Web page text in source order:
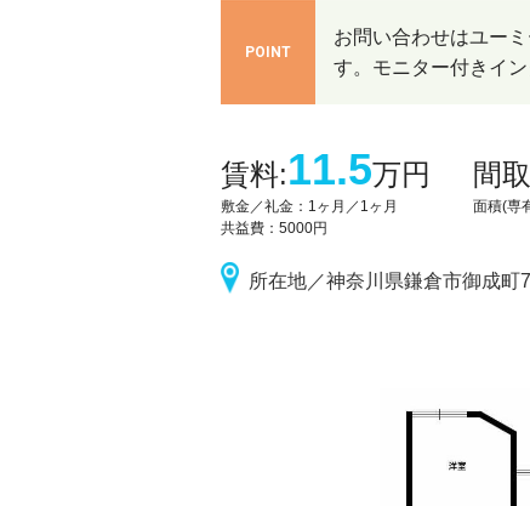
POINT
お問い合わせはユー
す。モニター付きイ
賃料:11.5万円
敷金／礼金： 1ヶ月／1ヶ月
共益費：5000円
間
面積(専
所在地／神奈川県鎌倉市御成